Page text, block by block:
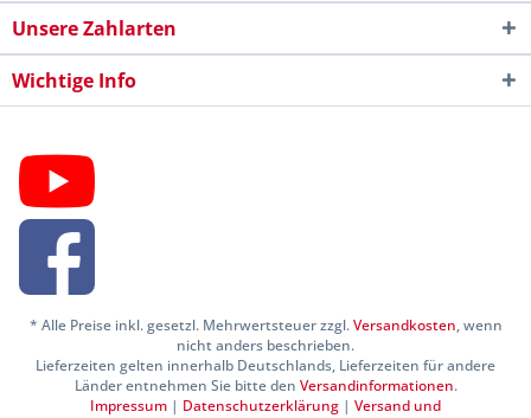
Unsere Zahlarten
Wichtige Info
* Alle Preise inkl. gesetzl. Mehrwertsteuer zzgl.Versandkosten, wenn
nicht anders beschrieben.
Lieferzeiten gelten innerhalb Deutschlands, Lieferzeiten für andere
Länder entnehmen Sie bitte den Versandinformationen.
Impressum | Datenschutzerklärung | Versand und